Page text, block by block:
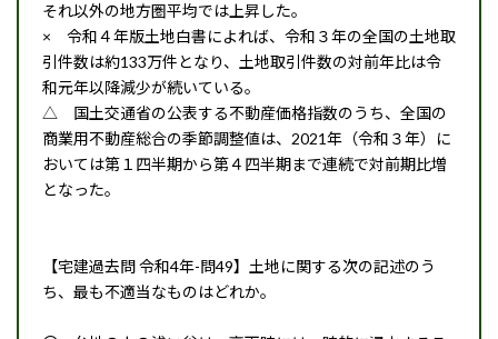
それ以外の地方圏平均では上昇した。
× 令和４年版土地白書によれば、令和３年の全国の土地取
引件数は約133万件となり、土地取引件数の対前年比は令
和元年以降減少が続いている。
△ 国土交通省の公表する不動産価格指数のうち、全国の
商業用不動産総合の季節調整値は、2021年（令和３年）に
おいては第１四半期から第４四半期まで連続で対前期比増
となった。
【宅建過去問 令和4年-問49】土地に関する次の記述のう
ち、最も不適当なものはどれか。